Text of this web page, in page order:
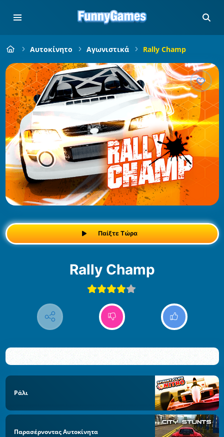
Αυτοκίνητο Αγωνιστικά Rally Champ
Παίξτε Τώρα
Rally Champ
Ράλι
Παρασέρνοντας Αυτοκίνητα